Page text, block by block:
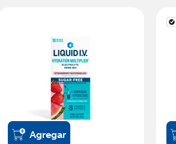
Agregar